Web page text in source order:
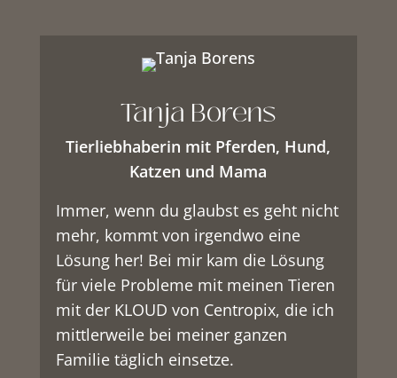
Tanja Borens
Tierliebhaberin mit Pferden, Hund,
Katzen und Mama
Immer, wenn du glaubst es geht nicht
mehr, kommt von irgendwo eine
Lösung her! Bei mir kam die Lösung
für viele Probleme mit meinen Tieren
mit der KLOUD von Centropix, die ich
mittlerweile bei meiner ganzen
Familie täglich einsetze.